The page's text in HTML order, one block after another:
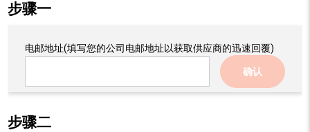
步骤一
电邮地址(填写您的公司电邮地址以获取供应商的迅速回覆)
确认
步骤二